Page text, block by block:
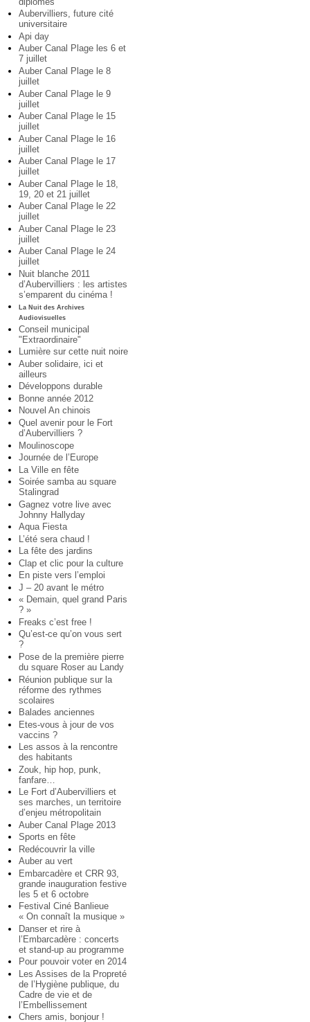
Aubervilliers, future cité
universitaire
Api day
Auber Canal Plage les 6 et
7 juillet
Auber Canal Plage le 8
juillet
Auber Canal Plage le 9
juillet
Auber Canal Plage le 15
juillet
Auber Canal Plage le 16
juillet
Auber Canal Plage le 17
juillet
Auber Canal Plage le 18,
19, 20 et 21 juillet
Auber Canal Plage le 22
juillet
Auber Canal Plage le 23
juillet
Auber Canal Plage le 24
juillet
Nuit blanche 2011
d’Aubervilliers : les artistes
s’emparent du cinéma !
La Nuit des Archives
Audiovisuelles
Conseil municipal
"Extraordinaire"
Lumière sur cette nuit noire
Auber solidaire, ici et
ailleurs
Développons durable
Bonne année 2012
Nouvel An chinois
Quel avenir pour le Fort
d’Aubervilliers ?
Moulinoscope
Journée de l’Europe
La Ville en fête
Soirée samba au square
Stalingrad
Gagnez votre live avec
Johnny Hallyday
Aqua Fiesta
L’été sera chaud !
La fête des jardins
Clap et clic pour la culture
En piste vers l’emploi
J – 20 avant le métro
« Demain, quel grand Paris
? »
Freaks c’est free !
Qu’est-ce qu’on vous sert
?
Pose de la première pierre
du square Roser au Landy
Réunion publique sur la
réforme des rythmes
scolaires
Balades anciennes
Etes-vous à jour de vos
vaccins ?
Les assos à la rencontre
des habitants
Zouk, hip hop, punk,
fanfare…
Le Fort d’Aubervilliers et
ses marches, un territoire
d’enjeu métropolitain
Auber Canal Plage 2013
Sports en fête
Redécouvrir la ville
Auber au vert
Embarcadère et CRR 93,
grande inauguration festive
les 5 et 6 octobre
Festival Ciné Banlieue
« On connaît la musique »
Danser et rire à
l’Embarcadère : concerts
et stand-up au programme
Pour pouvoir voter en 2014
Les Assises de la Propreté
de l’Hygiène publique, du
Cadre de vie et de
l’Embellissement
Chers amis, bonjour !